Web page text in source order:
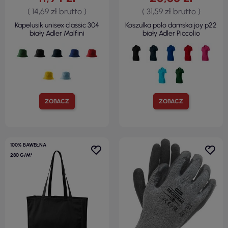
ZOBACZ
( 14,69 zł brutto )
Kapelusik unisex classic 304
biały Adler Malfini
ZOBACZ
( 31,59 zł brutto )
Koszulka polo damska joy p22
biały Adler Piccolio
100% BAWEŁNA
280 G/M²